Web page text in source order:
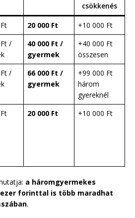
csökkenés
20 000 Ft
+10 000 Ft
/
40 000 Ft /
gyermek
+40 000 Ft
összesen
/
66 000 Ft /
gyermek
+99 000 Ft
három
gyereknél
20 000 Ft +10 000 Ft
a háromgyermekes
ezer forinttal is több maradhat
.